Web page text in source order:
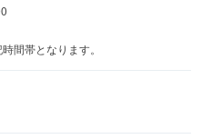
間帯となります。